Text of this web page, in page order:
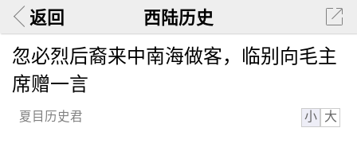
返回 西陆历史
忽必烈后裔来中南海做客，临别向毛主
席赠一言
夏目历史君 小 大